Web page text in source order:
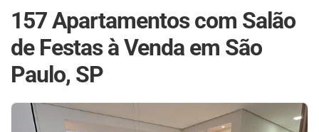
157 Apartamentos com Salão
de Festas à Venda em São
Paulo, SP